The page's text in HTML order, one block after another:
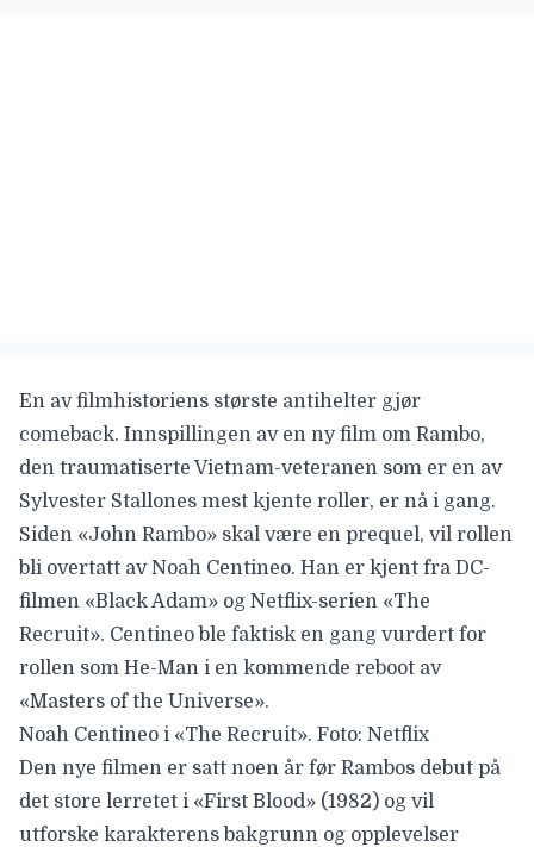
En av filmhistoriens største antihelter gjør
comeback. Innspillingen av en ny film om Rambo,
den traumatiserte Vietnam-veteranen som er en av
Sylvester Stallones mest kjente roller, er nå i gang.
Siden «John Rambo» skal være en prequel, vil rollen
bli overtatt avNoah Centineo. Han er kjent fra DC-
filmen «Black Adam» og Netflix-serien «The
Recruit». Centineo ble faktisk en gang vurdert for
rollen som He-Man i en kommende reboot av
«Masters of the Universe».
Noah Centineo i «The Recruit». Foto: Netflix
Den nye filmen er satt noen år før Rambos debut på
det store lerretet i «First Blood» (1982) og vil
utforske karakterens bakgrunn og opplevelser